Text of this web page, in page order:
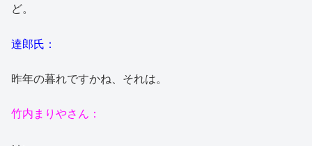
ど。
達郎氏：
昨年の暮れですかね、それは。
竹内まりやさん：